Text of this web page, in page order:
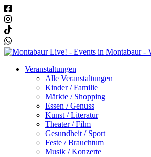
Veranstaltungen
Alle Veranstaltungen
Kinder / Familie
Märkte / Shopping
Essen / Genuss
Kunst / Literatur
Theater / Film
Gesundheit / Sport
Feste / Brauchtum
Musik / Konzerte